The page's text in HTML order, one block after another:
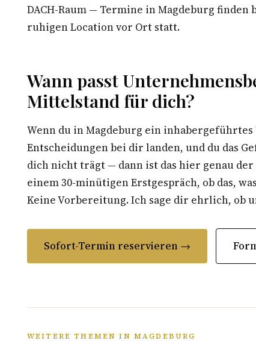
DACH-Raum — Termine in Magdeburg
ruhigen Location vor Ort statt.
Wann passt
Mittelstand für dich?
Wenn du in Magdeburg ein
Entscheidungen bei dir landen, und du das
dich nicht trägt — dann ist das hier genau
einem 30-minütigen Erstgespräch, ob das,
Keine Vorbereitung. Ich sage dir ehrlich, ob
Sofort-Termin reservieren →
WEITERE THEMEN IN MAGDEBURG